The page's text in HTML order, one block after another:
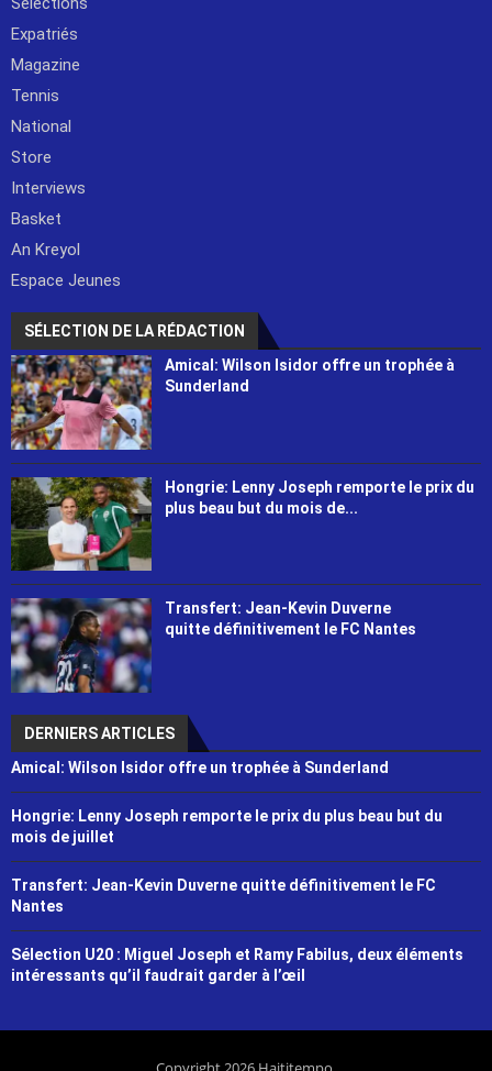
Expatriés
Magazine
Tennis
National
Store
Interviews
Basket
An Kreyol
Espace Jeunes
SÉLECTION DE LA RÉDACTION
Amical: Wilson Isidor offre un trophée à
Sunderland
Hongrie: Lenny Joseph remporte le prix du
plus beau but du mois de...
Transfert: Jean-Kevin Duverne
quitte définitivement le FC Nantes
DERNIERS ARTICLES
Amical: Wilson Isidor offre un trophée à Sunderland
Hongrie: Lenny Joseph remporte le prix du plus beau but du
mois de juillet
Transfert: Jean-Kevin Duverne quitte définitivement le FC
Nantes
Sélection U20 : Miguel Joseph et Ramy Fabilus, deux éléments
intéressants qu’il faudrait garder à l’œil